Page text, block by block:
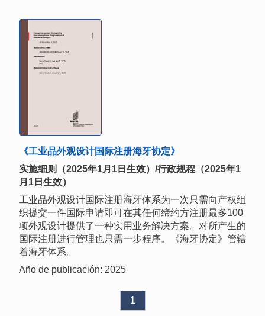
《工业品外观设计国际注册海牙协定》
实施细则（2025年1月1日生效）/行政规程（2025年1
月1日生效）
工业品外观设计国际注册海牙体系为一次只需向产权组
织提交一件国际申请即可在其任何缔约方注册最多100
项外观设计提供了一种实用业务解决方案。对所产生的
国际注册进行管理也只需一步程序。《海牙协定》管辖
着海牙体系。
Año de publicación: 2025
1